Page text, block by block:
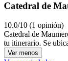
Catedral de
10.0/10 (1 opinión)
Catedral de
tu itinerario. Se
Ver menos